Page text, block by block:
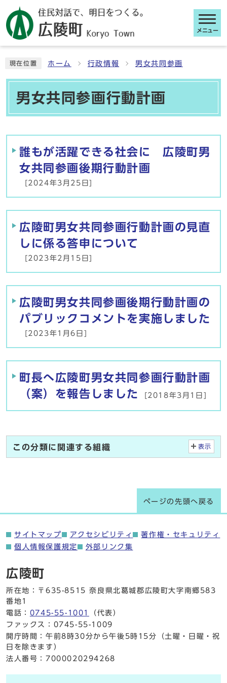
メニュー
現在位置 ホーム 行政情報 男女共同参画
男女共同参画行動計画
メインメニュー
誰もが活躍できる社会に 広陵町男
女共同参画後期行動計画
[2024年3月25日]
広陵町男女共同参画行動計画の見直
しに係る答申について
[2023年2月15日]
広陵町男女共同参画後期行動計画の
パブリックコメントを実施しました
[2023年1月6日]
町長へ広陵町男女共同参画行動計画
（案）を報告しました
[2018年3月1日]
この分類に関連する組織 表示
ページの先頭へ戻る
サイトマップ アクセシビリティ
著作権・セキュリティ
個人情報保護規定
外部リンク集
広陵町
所在地：〒635-8515 奈良県北葛城郡広陵町大字南郷583
番地1
電話： 0745-55-1001
（代表）
ファックス：0745-55-1009
開庁時間：午前8時30分から午後5時15分（土曜・日曜・祝
日を除きます）
法人番号：7000020294268